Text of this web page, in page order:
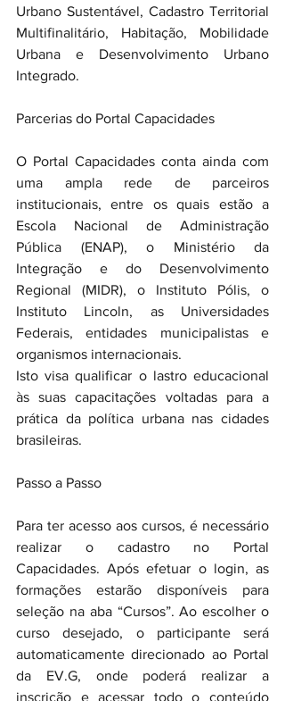
Urbano Sustentável, Cadastro Territorial
Multifinalitário, Habitação, Mobilidade
Urbana e Desenvolvimento Urbano
Integrado.
Parcerias do Portal Capacidades
O Portal Capacidades conta ainda com
uma ampla rede de parceiros
institucionais, entre os quais estão a
Escola Nacional de Administração
Pública (ENAP), o Ministério da
Integração e do Desenvolvimento
Regional (MIDR), o Instituto Pólis, o
Instituto Lincoln, as Universidades
Federais, entidades municipalistas e
organismos internacionais.
Isto visa qualificar o lastro educacional
às suas capacitações voltadas para a
prática da política urbana nas cidades
brasileiras.
Passo a Passo
Para ter acesso aos cursos, é necessário
realizar o cadastro no Portal
Capacidades. Após efetuar o login, as
formações estarão disponíveis para
seleção na aba “Cursos”. Ao escolher o
curso desejado, o participante será
automaticamente direcionado ao Portal
da EV.G, onde poderá realizar a
inscrição e acessar todo o conteúdo